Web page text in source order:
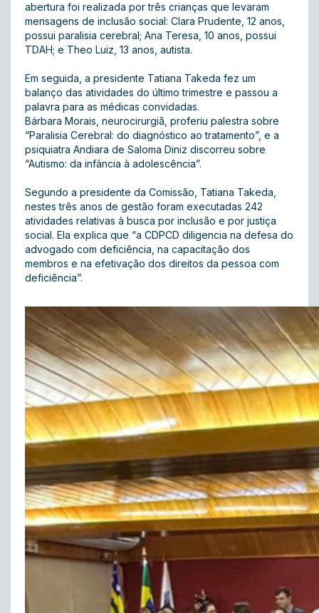
abertura foi realizada por três crianças que levaram
mensagens de inclusão social: Clara Prudente, 12 anos,
possui paralisia cerebral; Ana Teresa, 10 anos, possui
TDAH; e Theo Luiz, 13 anos, autista.
Em seguida, a presidente Tatiana Takeda fez um
balanço das atividades do último trimestre e passou a
palavra para as médicas convidadas.
Bárbara Morais, neurocirurgiã, proferiu palestra sobre
“Paralisia Cerebral: do diagnóstico ao tratamento”, e a
psiquiatra Andiara de Saloma Diniz discorreu sobre
“Autismo: da infância à adolescência”.
Segundo a presidente da Comissão, Tatiana Takeda,
nestes três anos de gestão foram executadas 242
atividades relativas à busca por inclusão e por justiça
social. Ela explica que “a CDPCD diligencia na defesa do
advogado com deficiência, na capacitação dos
membros e na efetivação dos direitos da pessoa com
deficiência”.